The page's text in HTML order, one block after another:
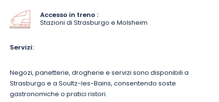
Accesso in treno :
Stazioni di Strasburgo e Molsheim
Servizi:
Negozi, panetterie, drogherie e servizi sono disponibili a
Strasburgo e a Soultz-les-Bains, consentendo soste
gastronomiche o pratici ristori.